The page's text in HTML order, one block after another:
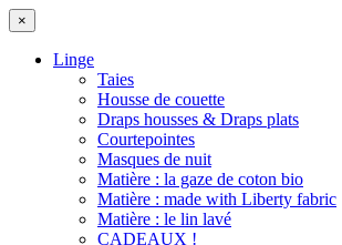
×
Linge
Taies
Housse de couette
Draps housses & Draps plats
Courtepointes
Masques de nuit
Matière : la gaze de coton bio
Matière : made with Liberty fabric
Matière : le lin lavé
CADEAUX !